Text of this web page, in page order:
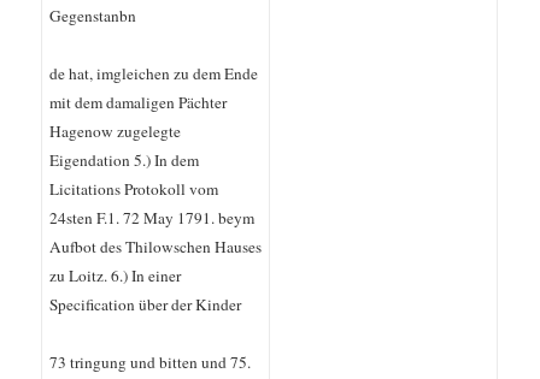
Gegenstanbn
de hat, imgleichen zu dem Ende
mit dem damaligen Pächter
Hagenow zugelegte
Eigendation 5.) In dem
Licitations Protokoll vom
24sten F.1. 72 May 1791. beym
Aufbot des Thilowschen Hauses
zu Loitz. 6.) In einer
Specification über der Kinder
73 tringung und bitten und 75.